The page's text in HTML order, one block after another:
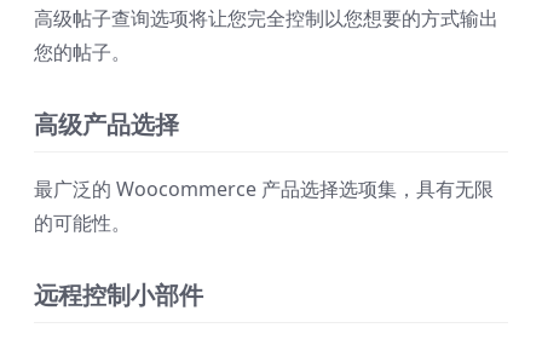
高级帖子查询选项将让您完全控制以您想要的方式输出
您的帖子。
高级产品选择
最广泛的 Woocommerce 产品选择选项集，具有无限
的可能性。
远程控制小部件